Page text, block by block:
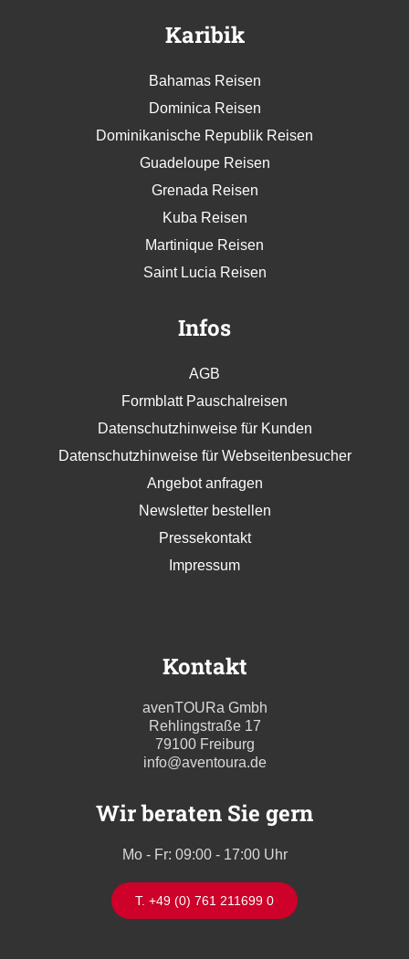
Karibik
Bahamas Reisen
Dominica Reisen
Dominikanische Republik Reisen
Guadeloupe Reisen
Grenada Reisen
Kuba Reisen
Martinique Reisen
Saint Lucia Reisen
Infos
AGB
Formblatt Pauschalreisen
Datenschutzhinweise für Kunden
Datenschutzhinweise für Webseitenbesucher
Angebot anfragen
Newsletter bestellen
Pressekontakt
Impressum
Kontakt
avenTOURa Gmbh
Rehlingstraße 17
79100 Freiburg
info@aventoura.de
Wir beraten Sie gern
Mo - Fr: 09:00 - 17:00 Uhr
T. +49 (0) 761 211699 0